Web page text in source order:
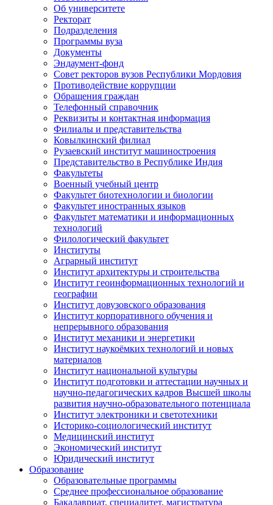
Об университете
Ректорат
Подразделения
Программы вуза
Документы
Эндаумент-фонд
Совет ректоров вузов Республики Мордовия
Противодействие коррупции
Обращения граждан
Телефонный справочник
Реквизиты и контактная информация
Филиалы и представительства
Ковылкинский филиал
Рузаевский институт машиностроения
Представительство в Республике Индия
Факультеты
Военный учебный центр
Факультет биотехнологии и биологии
Факультет иностранных языков
Факультет математики и информационных
технологий
Филологический факультет
Институты
Аграрный институт
Институт архитектуры и строительства
Институт геоинформационных технологий и
географии
Институт довузовского образования
Институт корпоративного обучения и
непрерывного образования
Институт механики и энергетики
Институт наукоёмких технологий и новых
материалов
Институт национальной культуры
Институт подготовки и аттестации научных и
научно-педагогических кадров Высшей школы
развития научно-образовательного потенциала
Институт электроники и светотехники
Историко-социологический институт
Медицинский институт
Экономический институт
Юридический институт
Образование
Образовательные программы
Среднее профессиональное образование
Бакалавриат, специалитет, магистратура